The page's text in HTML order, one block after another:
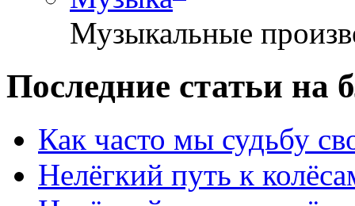
Музыкальные
Последние статьи на
Как часто мы судьбу
Нелёгкий путь к